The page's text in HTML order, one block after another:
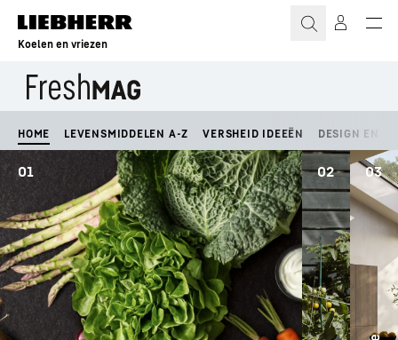
Koelen en vriezen
HOME LEVENSMIDDELEN A-Z VERSHEID IDEEËN DESIGN EN
01 02 03